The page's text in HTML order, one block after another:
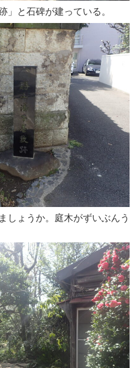
」と石碑が建っている。
しょうか。庭木がずいぶんう